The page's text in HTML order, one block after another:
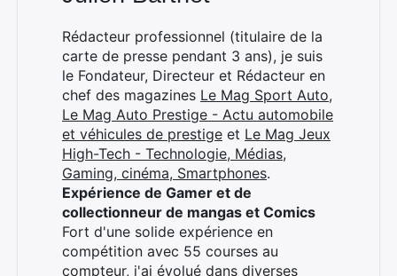
Rédacteur professionnel (titulaire de la
carte de presse pendant 3 ans), je suis
le Fondateur, Directeur et Rédacteur en
chef des magazines Le Mag Sport Auto,
Le Mag Auto Prestige - Actu automobile
et véhicules de prestige et Le Mag Jeux
High-Tech - Technologie, Médias,
Gaming, cinéma, Smartphones.
Expérience de Gamer et de
collectionneur de mangas et Comics
Fort d'une solide expérience en
compétition avec 55 courses au
compteur, j'ai évolué dans diverses
Rechercher